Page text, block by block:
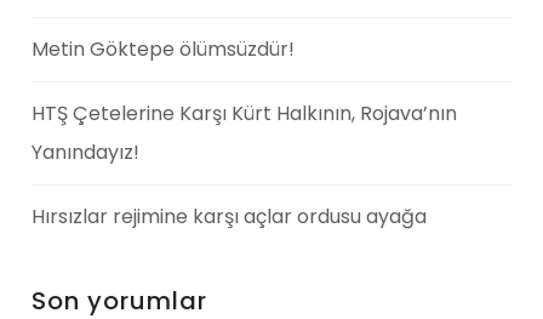
Metin Göktepe ölümsüzdür!
HTŞ Çetelerine Karşı Kürt Halkının, Rojava’nın
Yanındayız!
Hırsızlar rejimine karşı açlar ordusu ayağa
Son yorumlar